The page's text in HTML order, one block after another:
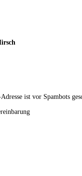
ist vor Spambots